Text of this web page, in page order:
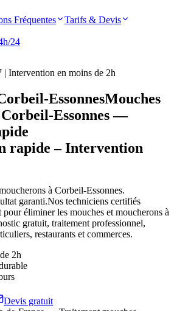
Fréquentes
Tarifs & Devis
24
Intervention en moins de 2h
EssonnesMouches
Essonnes —
rapide – Intervention
à Corbeil-Essonnes.
garanti.Nos techniciens certifiés
éliminer les mouches et moucherons à
gratuit, traitement professionnel,
restaurants et commerces.
2h
Devis gratuit